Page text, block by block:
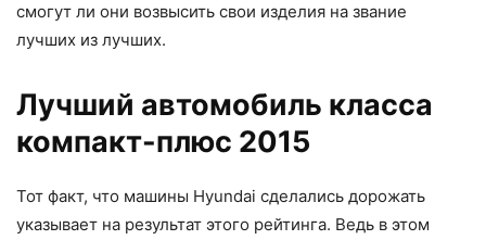
смогут ли они возвысить свои изделия на звание
лучших из лучших.
Лучший автомобиль класса
компакт-плюс 2015
Тот факт, что машины Hyundai сделались дорожать
указывает на результат этого рейтинга. Ведь в этом